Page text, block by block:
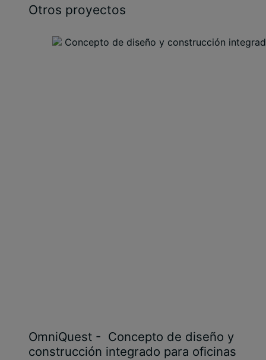
Otros proyectos
OmniQuest - Concepto de diseño y
construcción integrado para oficinas